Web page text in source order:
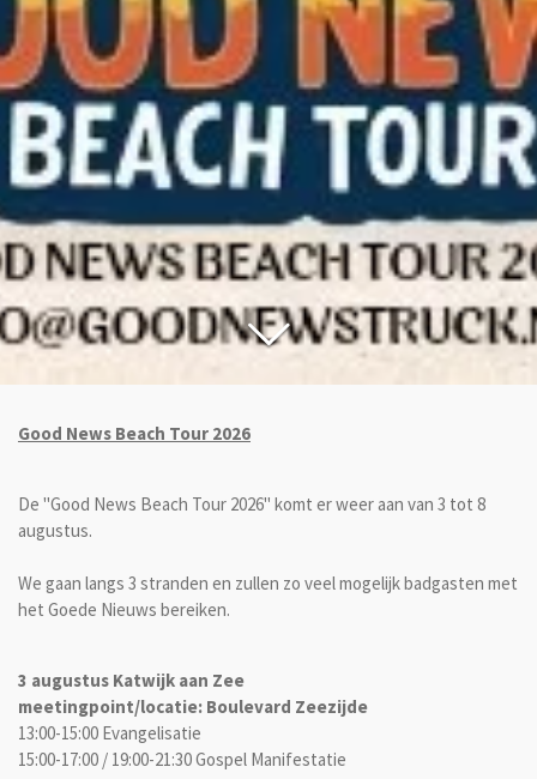
Good News Beach Tour 2026
De "Good News Beach Tour 2026" komt er weer aan van 3 tot 8
augustus.
We gaan langs 3 stranden en zullen zo veel mogelijk badgasten met
het Goede Nieuws bereiken.
3 augustus Katwijk aan Zee
meetingpoint/locatie: Boulevard Zeezijde
13:00-15:00 Evangelisatie
15:00-17:00 / 19:00-21:30 Gospel Manifestatie